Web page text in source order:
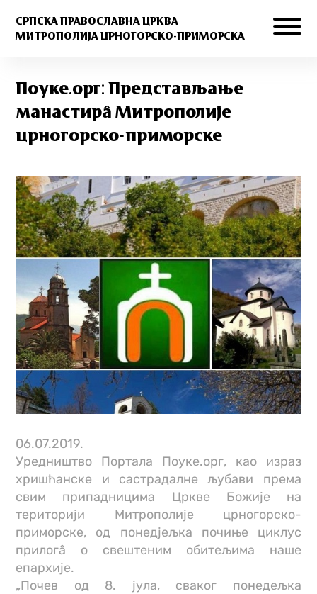
СРПСКА ПРАВОСЛАВНА ЦРКВА
МИТРОПОЛИЈА ЦРНОГОРСКО-ПРИМОРСКА
Поуке.орг: Представљање
манастирâ Митрополије
црногорско-приморске
06.07.2019.
Уредништво Портала Поуке.орг, као израз
хришћанске и састрадалне љубави према
свим припадницима Цркве Божије на
територији Митрополије црногорско-
приморске, од понедјељка почиње циклус
прилогâ о свештеним обитељима наше
епархије.
„Почев од 8. јула, сваког понедељка